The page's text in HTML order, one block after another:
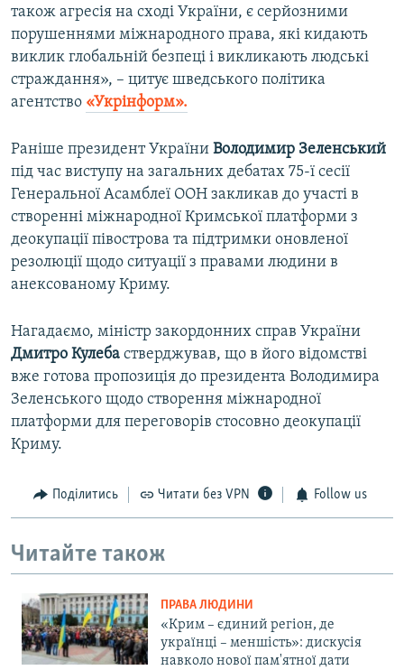
також агресія на сході України, є серйозними
порушеннями міжнародного права, які кидають
виклик глобальній безпеці і викликають людські
страждання», – цитує шведського політика
агентство «Укрінформ».
Раніше президент України Володимир Зеленський
під час виступу на загальних дебатах 75-ї сесії
Генеральної Асамблеї ООН закликав до участі в
створенні міжнародної Кримської платформи з
деокупації півострова та підтримки оновленої
резолюції щодо ситуації з правами людини в
анексованому Криму.
Нагадаємо, міністр закордонних справ України
Дмитро Кулеба стверджував, що в його відомстві
вже готова пропозиція до президента Володимира
Зеленського щодо створення міжнародної
платформи для переговорів стосовно деокупації
Криму.
Поділитись Читати без VPN Follow us
Читайте також
ПРАВА ЛЮДИНИ
«Крим – єдиний регіон, де
українці – меншість»: дискусія
навколо нової пам'ятної дати